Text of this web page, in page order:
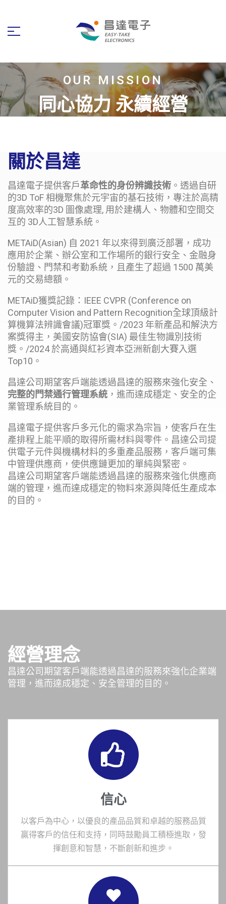
OUR MISSION
同心協力 永續經營
關於昌達
昌達電子提供客戶革命性的身份辨識技術 。透過自研
的3D ToF 相機聚焦於元宇宙的基石技術，專注於高精
度高效率的3D 圖像處理, 用於建構人、物體和空間交
互的 3D人工智慧系統。
METAiD(Asian) 自 2021 年以來得到廣泛部署，成功
應用於企業、辦公室和工作場所的銀行安全、金融身
份驗證、門禁和考勤系統，且產生了超過 1500 萬美
元的交易總額。
METAiD獲獎記錄：IEEE CVPR (Conference on
Computer Vision and Pattern Recognition全球頂級計
算機算法辨識會議)冠軍獎。/2023 年新產品和解決方
案獎得主，美國安防協會(SIA) 最佳生物識別技術
獎。/2024 於高通與紅衫資本亞洲新創大賽入選
Top10。
昌達公司期望客戶端能透過昌達的服務來強化安全、
完整的門禁通行管理系統 ，進而達成穩定、安全的企
業管理系統目的。
昌達電子提供客戶多元化的需求為宗旨，使客戶在生
產排程上能平順的取得所需材料與零件。昌達公司提
供電子元件與機構材料的多重產品服務，客戶端可集
中管理供應商，使供應鏈更加的單純與緊密。
昌達公司期望客戶端能透過昌達的服務來強化供應商
端的管理，進而達成穩定的物料來源與降低生產成本
的目的。
經營理念
昌達公司期望客戶端能透過昌達的服務來強化企業端
管理，進而達成穩定、安全管理的目的。
信心
以客戶為中心，以優良的產品品質和卓越的服務品質
贏得客戶的信任和支持，同時鼓勵員工積極進取，發
揮創意和智慧，不斷創新和進步。